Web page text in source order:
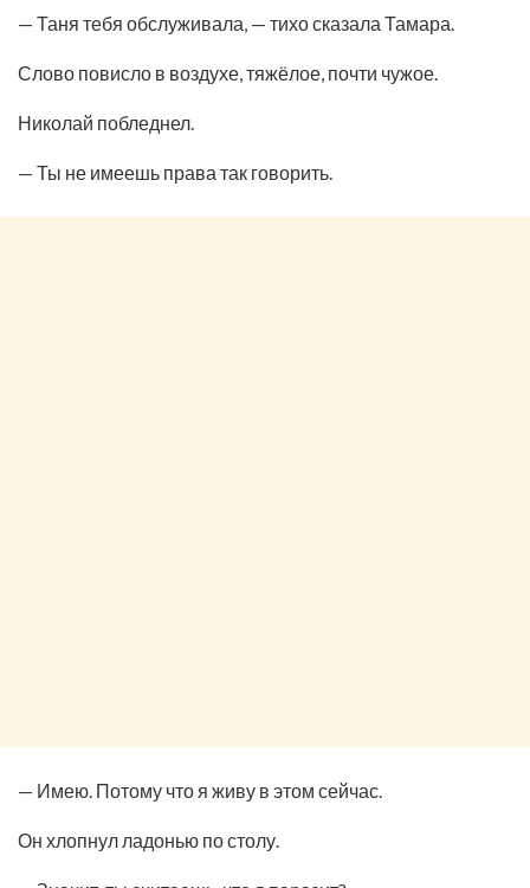
— Таня тебя обслуживала, — тихо сказала Тамара.
Слово повисло в воздухе, тяжёлое, почти чужое.
Николай побледнел.
— Ты не имеешь права так говорить.
— Имею. Потому что я живу в этом сейчас.
Он хлопнул ладонью по столу.